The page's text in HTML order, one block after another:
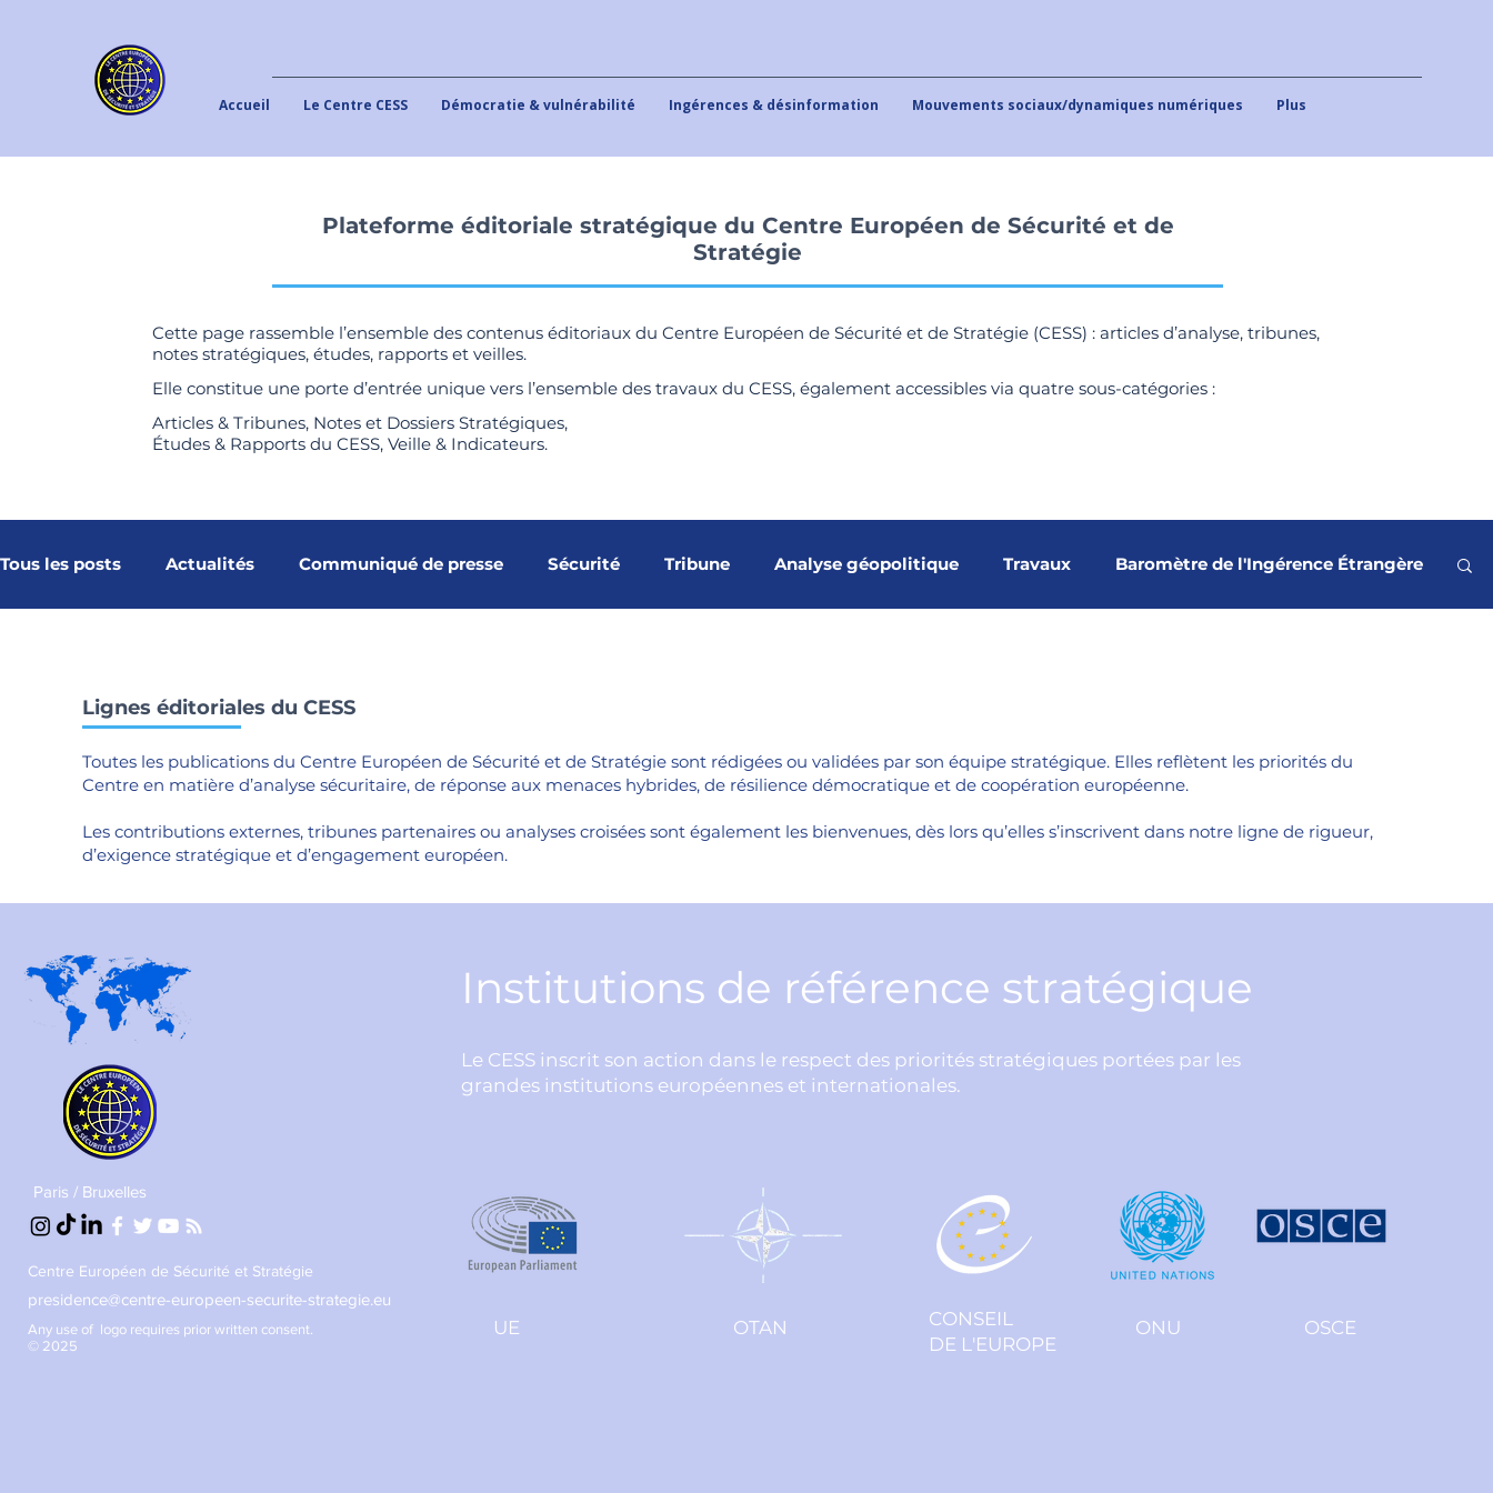
Accueil Le Centre CESS Démocratie & vulnérabilité Ingérences & désinformation Mouvements sociaux/dynamiques numériques Plus
Plateforme éditoriale stratégique du Centre Européen de Sécurité et de
Stratégie
Cette page rassemble l’ensemble des contenus éditoriaux du Centre Européen de Sécurité et de Stratégie (CESS) : articles d’analyse, tribunes,
notes stratégiques, études, rapports et veilles.
Elle constitue une porte d’entrée unique vers l’ensemble des travaux du CESS, également accessibles via quatre sous-catégories :
Articles & Tribunes, Notes et Dossiers Stratégiques,
Études & Rapports du CESS, Veille & Indicateurs.
Tous les posts Actualités Communiqué de presse Sécurité Tribune Analyse géopolitique Travaux Baromètre de l'Ingérence Étrangère
Article Cybersécurité spatiale Constellations souveraines Gouvernance spatiale Surveillance orbitale Articles et analyses
Lignes éditoriales du CESS
Toutes les publications du Centre Européen de Sécurité et de Stratégie sont rédigées ou validées par son équipe stratégique. Elles reflètent les priorités du
Centre en matière d’analyse sécuritaire, de réponse aux menaces hybrides, de résilience démocratique et de coopération européenne.
Les contributions externes, tribunes partenaires ou analyses croisées sont également les bienvenues, dès lors qu’elles s’inscrivent dans notre ligne de rigueur,
d’exigence stratégique et d’engagement européen.
Paris / Bruxelles
Centre Européen de Sécurité et Stratégie
presidence@centre-europeen-securite-strategie.eu
Any use of logo requires prior written consent.
© 2025
Institutions de référence stratégique
Le CESS inscrit son action dans le respect des priorités stratégiques portées par les
grandes institutions européennes et internationales.
UE OTAN
CONSEIL
DE L'EUROPE
ONU OSCE